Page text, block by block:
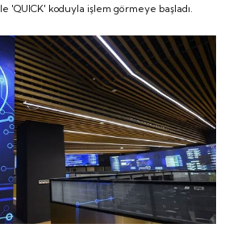
koduyla işlem görmeye başladı.